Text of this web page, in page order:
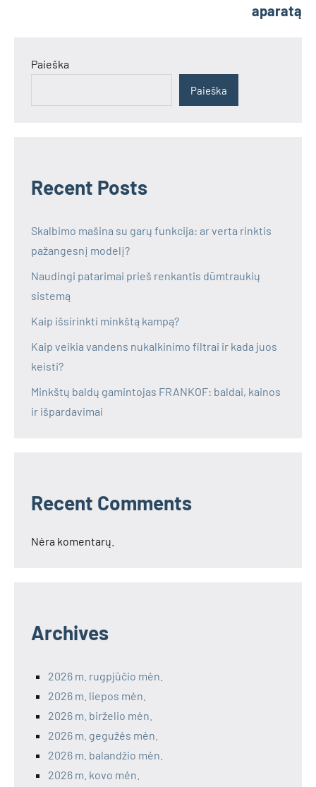
aparatą
Paieška
Paieška
Recent Posts
Skalbimo mašina su garų funkcija: ar verta rinktis
pažangesnį modelį?
Naudingi patarimai prieš renkantis dūmtraukių
sistemą
Kaip išsirinkti minkštą kampą?
Kaip veikia vandens nukalkinimo filtrai ir kada juos
keisti?
Minkštų baldų gamintojas FRANKOF: baldai, kainos
ir išpardavimai
Recent Comments
Nėra komentarų.
Archives
2026 m. rugpjūčio mėn.
2026 m. liepos mėn.
2026 m. birželio mėn.
2026 m. gegužės mėn.
2026 m. balandžio mėn.
2026 m. kovo mėn.